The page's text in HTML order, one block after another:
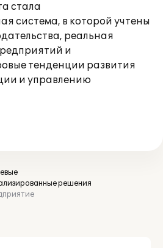
стала
система, в которой учтены
реальная
и
тенденции развития
и управлению
решения